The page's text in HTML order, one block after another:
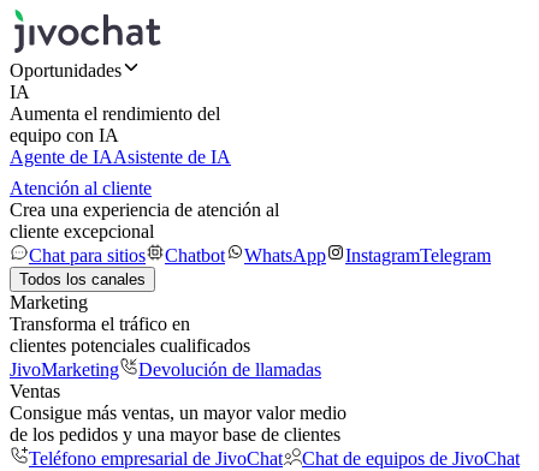
Oportunidades
IA
Aumenta el rendimiento del
equipo con IA
Agente de IAAsistente de IA
Atención al cliente
Crea una experiencia de atención al
cliente excepcional
Chat para sitios
Chatbot WhatsApp InstagramTelegram
Todos los canales
Marketing
Transforma el tráfico en
clientes potenciales cualificados
JivoMarketing
Devolución de llamadas
Ventas
Consigue más ventas, un mayor valor medio
de los pedidos y una mayor base de clientes
Teléfono empresarial de JivoChat
Chat de equipos de JivoChat